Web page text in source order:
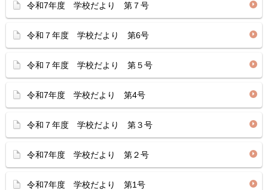
令和7年度 学校だより 第７号
令和７年度 学校だより 第6号
令和７年度 学校だより 第５号
令和7年度 学校だより 第4号
令和７年度 学校だより 第３号
令和7年度 学校だより 第２号
令和7年度 学校だより 第1号